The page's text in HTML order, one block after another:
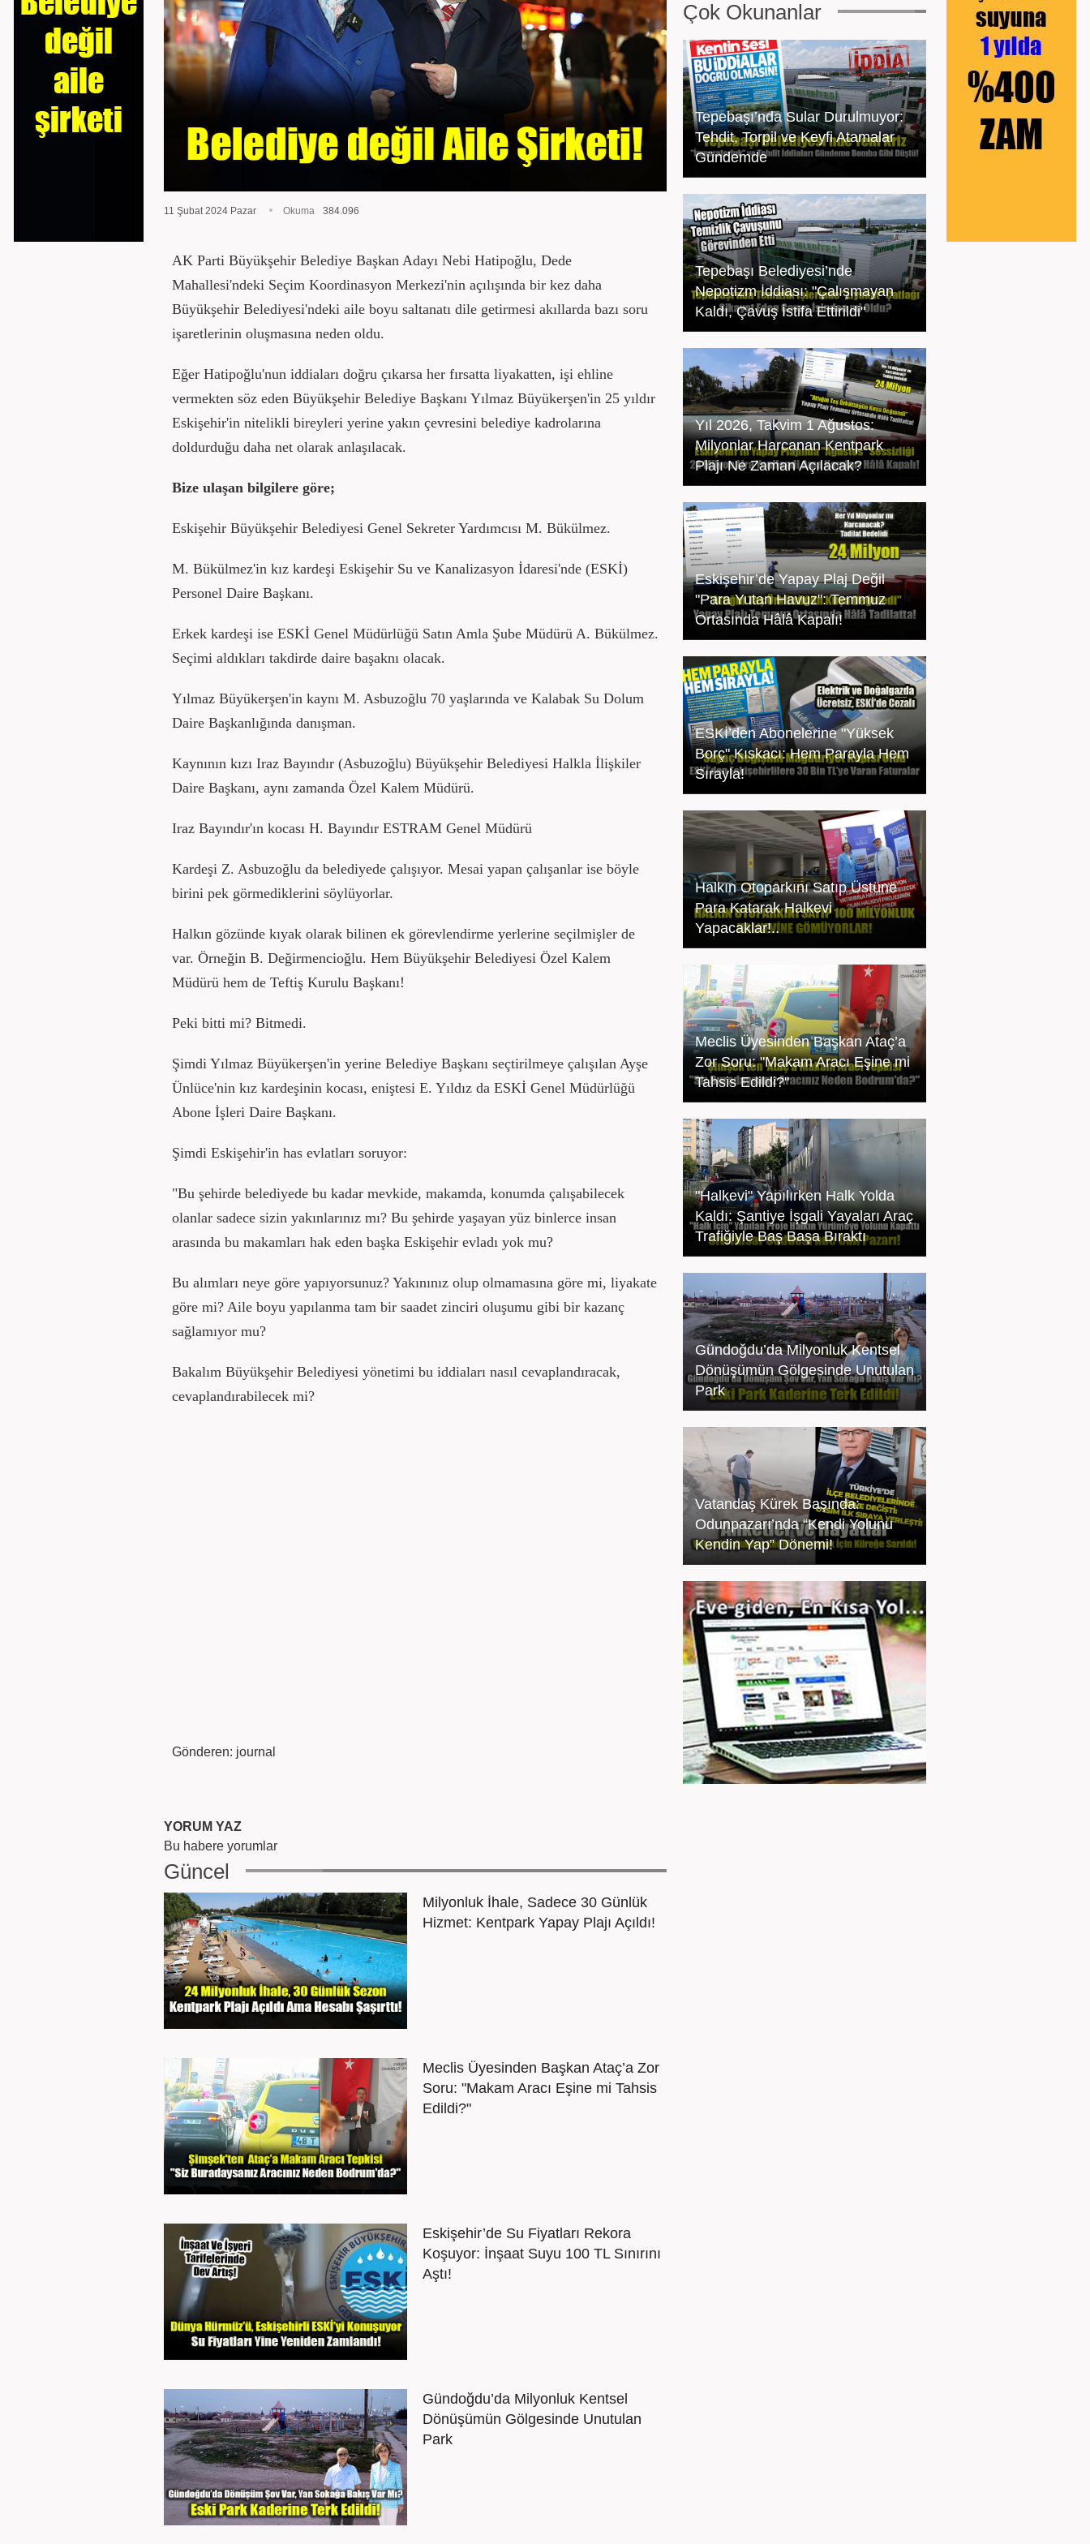
11 Şubat 2024 Pazar Okuma 384.096
AK Parti Büyükşehir Belediye Başkan Adayı Nebi Hatipoğlu, Dede
Mahallesi'ndeki Seçim Koordinasyon Merkezi'nin açılışında bir kez daha
Büyükşehir Belediyesi'ndeki aile boyu saltanatı dile getirmesi akıllarda bazı soru
işaretlerinin oluşmasına neden oldu.
Eğer Hatipoğlu'nun iddiaları doğru çıkarsa her fırsatta liyakatten, işi ehline
vermekten söz eden Büyükşehir Belediye Başkanı Yılmaz Büyükerşen'in 25 yıldır
Eskişehir'in nitelikli bireyleri yerine yakın çevresini belediye kadrolarına
doldurduğu daha net olarak anlaşılacak.
Bize ulaşan bilgilere göre;
Eskişehir Büyükşehir Belediyesi Genel Sekreter Yardımcısı M. Bükülmez.
M. Bükülmez'in kız kardeşi Eskişehir Su ve Kanalizasyon İdaresi'nde (ESKİ)
Personel Daire Başkanı.
Erkek kardeşi ise ESKİ Genel Müdürlüğü Satın Amla Şube Müdürü A. Bükülmez.
Seçimi aldıkları takdirde daire başaknı olacak.
Yılmaz Büyükerşen'in kaynı M. Asbuzoğlu 70 yaşlarında ve Kalabak Su Dolum
Daire Başkanlığında danışman.
Kaynının kızı Iraz Bayındır (Asbuzoğlu) Büyükşehir Belediyesi Halkla İlişkiler
Daire Başkanı, aynı zamanda Özel Kalem Müdürü.
Iraz Bayındır'ın kocası H. Bayındır ESTRAM Genel Müdürü
Kardeşi Z. Asbuzoğlu da belediyede çalışıyor. Mesai yapan çalışanlar ise böyle
birini pek görmediklerini söylüyorlar.
Halkın gözünde kıyak olarak bilinen ek görevlendirme yerlerine seçilmişler de
var. Örneğin B. Değirmencioğlu. Hem Büyükşehir Belediyesi Özel Kalem
Müdürü hem de Teftiş Kurulu Başkanı!
Peki bitti mi? Bitmedi.
Şimdi Yılmaz Büyükerşen'in yerine Belediye Başkanı seçtirilmeye çalışılan Ayşe
Ünlüce'nin kız kardeşinin kocası, eniştesi E. Yıldız da ESKİ Genel Müdürlüğü
Abone İşleri Daire Başkanı.
Şimdi Eskişehir'in has evlatları soruyor:
"Bu şehirde belediyede bu kadar mevkide, makamda, konumda çalışabilecek
olanlar sadece sizin yakınlarınız mı? Bu şehirde yaşayan yüz binlerce insan
arasında bu makamları hak eden başka Eskişehir evladı yok mu?
Bu alımları neye göre yapıyorsunuz? Yakınınız olup olmamasına göre mi, liyakate
göre mi? Aile boyu yapılanma tam bir saadet zinciri oluşumu gibi bir kazanç
sağlamıyor mu?
Bakalım Büyükşehir Belediyesi yönetimi bu iddiaları nasıl cevaplandıracak,
cevaplandırabilecek mi?
Gönderen: journal
YORUM YAZ
Bu habere yorumlar
Güncel
Milyonluk İhale, Sadece 30 Günlük
Hizmet: Kentpark Yapay Plajı Açıldı!
Meclis Üyesinden Başkan Ataç’a Zor
Soru: "Makam Aracı Eşine mi Tahsis
Edildi?"
Eskişehir’de Su Fiyatları Rekora
Koşuyor: İnşaat Suyu 100 TL Sınırını
Aştı!
Gündoğdu’da Milyonluk Kentsel
Dönüşümün Gölgesinde Unutulan
Park
Çok Okunanlar
Tepebaşı’nda Sular Durulmuyor:
Tehdit, Torpil ve Keyfi Atamalar
Gündemde
Tepebaşı Belediyesi’nde
Nepotizm İddiası: "Çalışmayan
Kaldı, Çavuş İstifa Ettirildi"
Yıl 2026, Takvim 1 Ağustos:
Milyonlar Harcanan Kentpark
Plajı Ne Zaman Açılacak?
Eskişehir’de Yapay Plaj Değil
"Para Yutan Havuz": Temmuz
Ortasında Hâlâ Kapalı!
ESKİ’den Abonelerine "Yüksek
Borç" Kıskacı: Hem Parayla Hem
Sırayla!
Halkın Otoparkını Satıp Üstüne
Para Katarak Halkevi
Yapacaklar!..
Meclis Üyesinden Başkan Ataç’a
Zor Soru: "Makam Aracı Eşine mi
Tahsis Edildi?"
"Halkevi" Yapılırken Halk Yolda
Kaldı: Şantiye İşgali Yayaları Araç
Trafiğiyle Baş Başa Bıraktı
Gündoğdu’da Milyonluk Kentsel
Dönüşümün Gölgesinde Unutulan
Park
Vatandaş Kürek Başında:
Odunpazarı’nda “Kendi Yolunu
Kendin Yap” Dönemi!